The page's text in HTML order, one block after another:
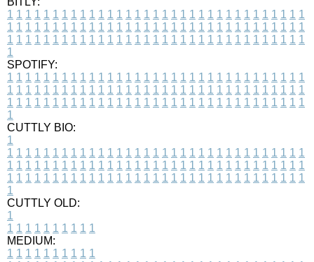
1 1 1 1 1 1 1 1 1 1 1 1 1 1 1 1 1 1 1 1 1 1 1 1 1 1 1 1 1 1 1 1 1
1 1 1 1 1 1 1 1 1 1 1 1 1 1 1 1 1 1 1 1 1 1 1 1 1 1 1 1 1 1 1 1 1
1 1 1 1 1 1 1 1 1 1 1 1 1 1 1 1 1 1 1 1 1 1 1 1 1 1 1 1 1 1 1 1 1
1
SPOTIFY:
1 1 1 1 1 1 1 1 1 1 1 1 1 1 1 1 1 1 1 1 1 1 1 1 1 1 1 1 1 1 1 1 1
1 1 1 1 1 1 1 1 1 1 1 1 1 1 1 1 1 1 1 1 1 1 1 1 1 1 1 1 1 1 1 1 1
1 1 1 1 1 1 1 1 1 1 1 1 1 1 1 1 1 1 1 1 1 1 1 1 1 1 1 1 1 1 1 1 1
1
CUTTLY BIO:
1
1 1 1 1 1 1 1 1 1 1 1 1 1 1 1 1 1 1 1 1 1 1 1 1 1 1 1 1 1 1 1 1 1
1 1 1 1 1 1 1 1 1 1 1 1 1 1 1 1 1 1 1 1 1 1 1 1 1 1 1 1 1 1 1 1 1
1 1 1 1 1 1 1 1 1 1 1 1 1 1 1 1 1 1 1 1 1 1 1 1 1 1 1 1 1 1 1 1 1
1
CUTTLY OLD:
1
1 1 1 1 1 1 1 1 1 1
MEDIUM:
1 1 1 1 1 1 1 1 1 1